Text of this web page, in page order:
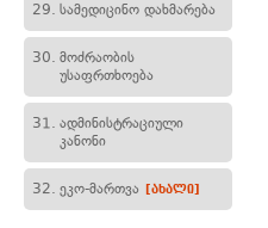
29. სამედიცინო დახმარება
30. მოძრაობის
უსაფრთხოება
31. ადმინისტრაციული
კანონი
32. ეკო-მართვა [ახალი]